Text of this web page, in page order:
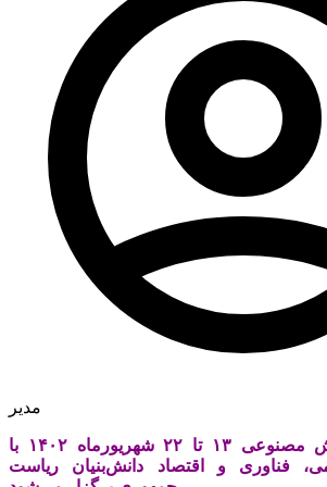
مدیر
مدرسه تابستانه هوش مصنوعی ۱۳ تا ۲۲ شهریورماه ۱۴۰۲ با
فناوری و اقتصاد دانش‌بنیان ریاست